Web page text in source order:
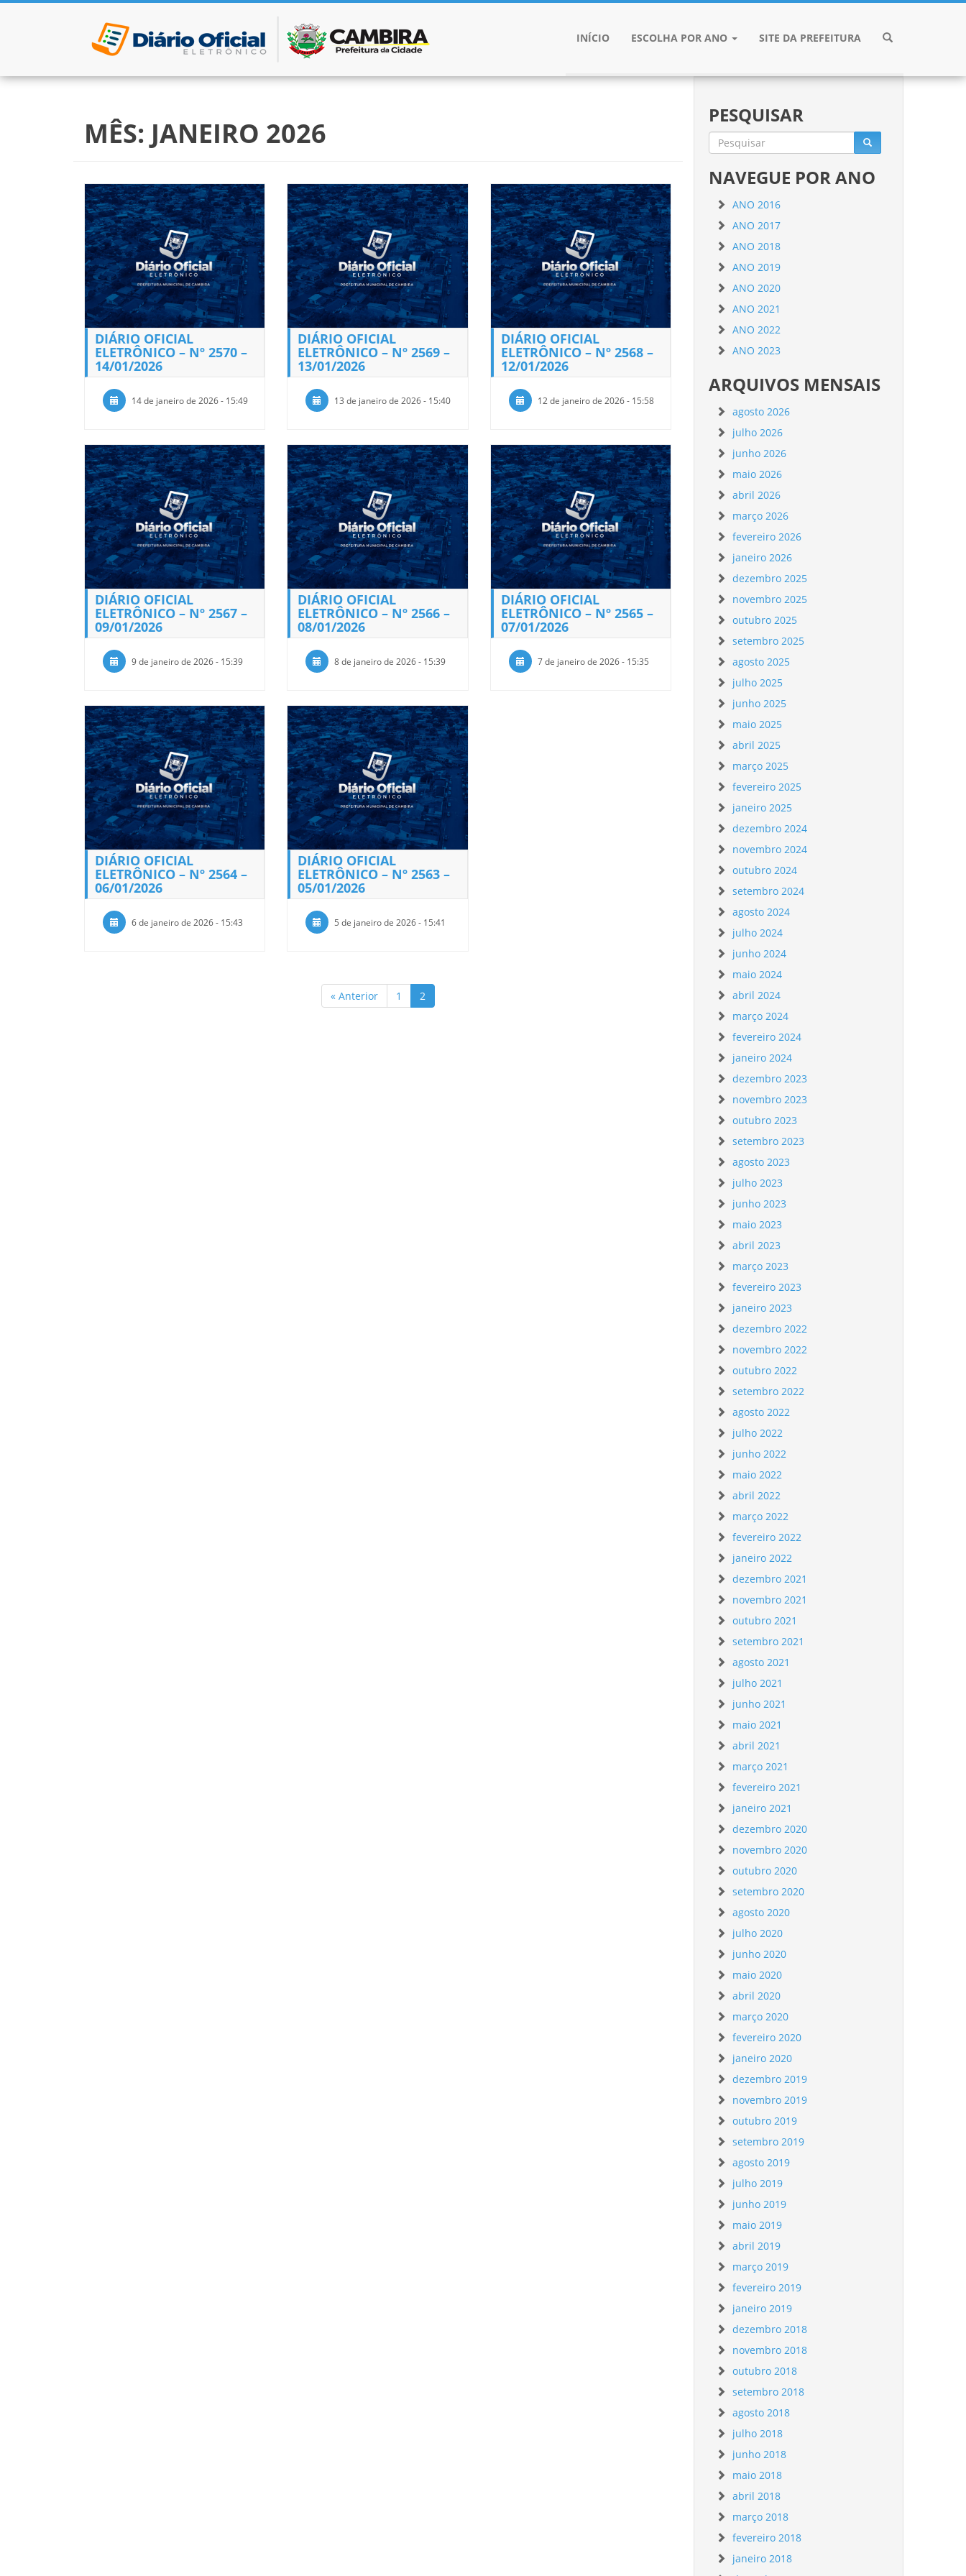
INÍCIO ESCOLHA POR ANO SITE DA PREFEITURA
MÊS: JANEIRO 2026
DIÁRIO OFICIAL
ELETRÔNICO – Nº 2570 –
14/01/2026
14 de janeiro de 2026 - 15:49
DIÁRIO OFICIAL
ELETRÔNICO – Nº 2569 –
13/01/2026
13 de janeiro de 2026 - 15:40
DIÁRIO OFICIAL
ELETRÔNICO – Nº 2568 –
12/01/2026
12 de janeiro de 2026 - 15:58
DIÁRIO OFICIAL
ELETRÔNICO – Nº 2567 –
09/01/2026
9 de janeiro de 2026 - 15:39
DIÁRIO OFICIAL
ELETRÔNICO – Nº 2566 –
08/01/2026
8 de janeiro de 2026 - 15:39
DIÁRIO OFICIAL
ELETRÔNICO – Nº 2565 –
07/01/2026
7 de janeiro de 2026 - 15:35
DIÁRIO OFICIAL
ELETRÔNICO – Nº 2564 –
06/01/2026
6 de janeiro de 2026 - 15:43
DIÁRIO OFICIAL
ELETRÔNICO – Nº 2563 –
05/01/2026
5 de janeiro de 2026 - 15:41
« Anterior 1 2
PESQUISAR
NAVEGUE POR ANO
ANO 2016
ANO 2017
ANO 2018
ANO 2019
ANO 2020
ANO 2021
ANO 2022
ANO 2023
ARQUIVOS MENSAIS
agosto 2026
julho 2026
junho 2026
maio 2026
abril 2026
março 2026
fevereiro 2026
janeiro 2026
dezembro 2025
novembro 2025
outubro 2025
setembro 2025
agosto 2025
julho 2025
junho 2025
maio 2025
abril 2025
março 2025
fevereiro 2025
janeiro 2025
dezembro 2024
novembro 2024
outubro 2024
setembro 2024
agosto 2024
julho 2024
junho 2024
maio 2024
abril 2024
março 2024
fevereiro 2024
janeiro 2024
dezembro 2023
novembro 2023
outubro 2023
setembro 2023
agosto 2023
julho 2023
junho 2023
maio 2023
abril 2023
março 2023
fevereiro 2023
janeiro 2023
dezembro 2022
novembro 2022
outubro 2022
setembro 2022
agosto 2022
julho 2022
junho 2022
maio 2022
abril 2022
março 2022
fevereiro 2022
janeiro 2022
dezembro 2021
novembro 2021
outubro 2021
setembro 2021
agosto 2021
julho 2021
junho 2021
maio 2021
abril 2021
março 2021
fevereiro 2021
janeiro 2021
dezembro 2020
novembro 2020
outubro 2020
setembro 2020
agosto 2020
julho 2020
junho 2020
maio 2020
abril 2020
março 2020
fevereiro 2020
janeiro 2020
dezembro 2019
novembro 2019
outubro 2019
setembro 2019
agosto 2019
julho 2019
junho 2019
maio 2019
abril 2019
março 2019
fevereiro 2019
janeiro 2019
dezembro 2018
novembro 2018
outubro 2018
setembro 2018
agosto 2018
julho 2018
junho 2018
maio 2018
abril 2018
março 2018
fevereiro 2018
janeiro 2018